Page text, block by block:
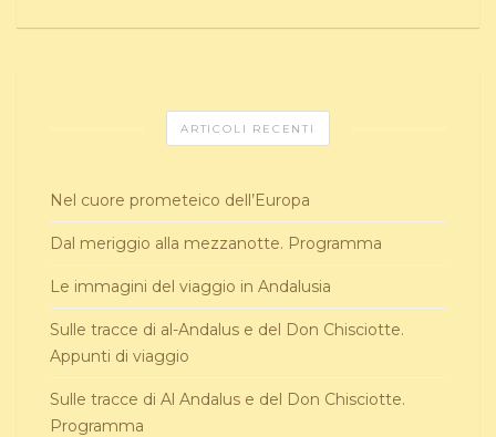
ARTICOLI RECENTI
Nel cuore prometeico dell’Europa
Dal meriggio alla mezzanotte. Programma
Le immagini del viaggio in Andalusia
Sulle tracce di al-Andalus e del Don Chisciotte.
Appunti di viaggio
Sulle tracce di Al Andalus e del Don Chisciotte.
Programma